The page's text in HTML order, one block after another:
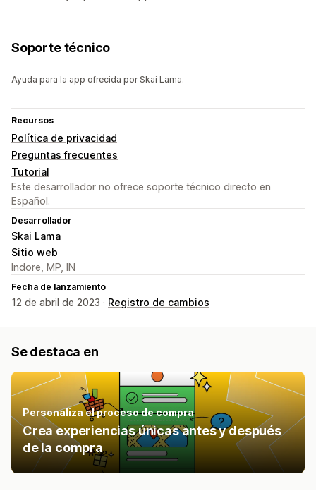
Soporte técnico
Ayuda para la app ofrecida por Skai Lama.
Recursos
Política de privacidad
Preguntas frecuentes
Tutorial
Este desarrollador no ofrece soporte técnico directo en
Español.
Desarrollador
Skai Lama
Sitio web
Indore, MP, IN
Fecha de lanzamiento
12 de abril de 2023 · Registro de cambios
Se destaca en
Personaliza el proceso de compra
Crea experiencias únicas antes y después
de la compra